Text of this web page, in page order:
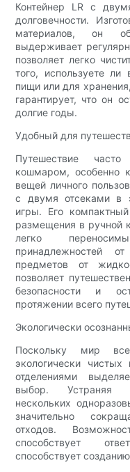
Контейнер LR с
долговечности.
материалов, он
выдерживает
позволяет легко
того, используете
пищи или для
гарантирует, что он
долгие годы.
Удобный для
Путешествие
кошмаром, особенно
вещей личного
с двумя отсеками в
игры. Его
размещения в ручной
легко
принадлежностей
предметов от
позволяет
безопасности и
протяжении всего
Экологически
Поскольку мир
экологически
отделениями
выбор. Устраняя
нескольких
значительно
отходов.
способствует
способствует